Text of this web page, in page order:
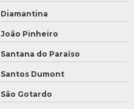
Diamantina
João Pinheiro
Santana do Paraíso
Santos Dumont
São Gotardo